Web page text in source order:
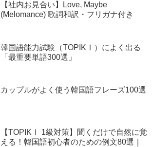
【社内お見合い】Love, Maybe
(Melomance) 歌詞和訳・フリガナ付き
韓国語能力試験（TOPIKⅠ）によく出る
「最重要単語300選」
カップルがよく使う韓国語フレーズ100選
【TOPIKⅠ 1級対策】聞くだけで自然に覚
える！韓国語初心者のための例文80選｜